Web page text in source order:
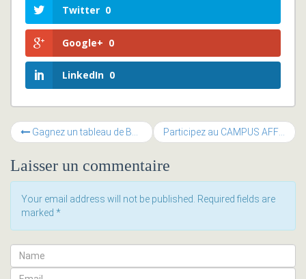
Twitter 0
Google+ 0
LinkedIn 0
Gagnez un tableau de Barbara Muller au Loto des Entrepreneurs Participez au CAMPUS AFFEENITEAM mercredi 18 novembre 2015 à 16h30
Laisser un commentaire
Your email address will not be published. Required fields are
marked *